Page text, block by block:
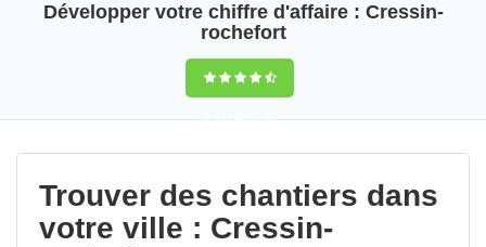
Développer votre chiffre d'affaire : Cressin-
rochefort
9,5(100%)50
votes
Trouver des chantiers dans
votre ville : Cressin-